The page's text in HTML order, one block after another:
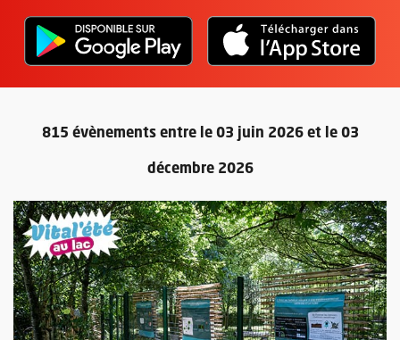
L'application "Vivre à Angers" -
, Ouvre une nouvelle fenêtre ,
815 évènements entre le 03 juin 2026 et le 03
décembre 2026
Retour au formulaire de
Plus d'information sur l'évènement : Mireille l'abeille